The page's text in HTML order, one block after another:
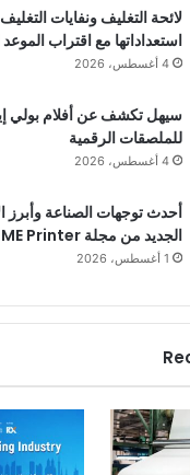
لائحة التغليف ونفايات
استعداداتها مع اقتراب الموعد
4 أغسطس، 2026
سيهل تكشف عن أفلام بولي
للملصقات الرقمية
4 أغسطس، 2026
أحدث توجهات الصناعة وأبرز
الجديد من مجلة ME Printer
1 أغسطس، 2026